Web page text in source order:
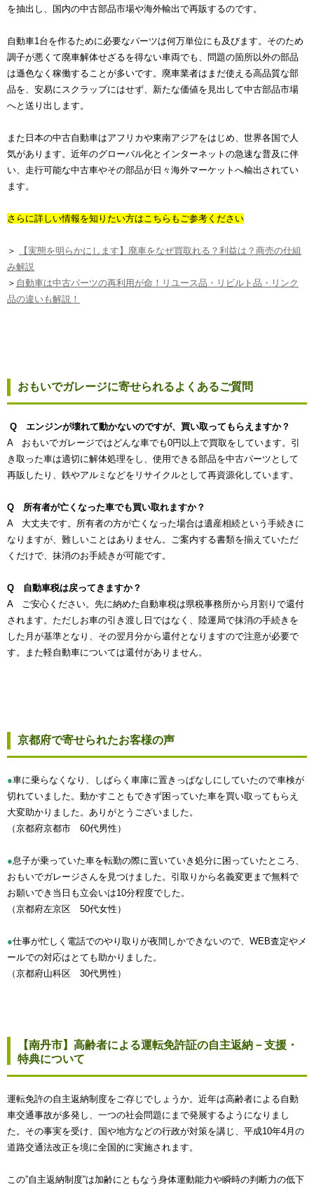
を抽出し、国内の中古部品市場や海外輸出で再販するのです。
自動車1台を作るために必要なパーツは何万単位にも及びます。そのため
調子が悪くて廃車解体せざるを得ない車両でも、問題の箇所以外の部品
は遜色なく稼働することが多いです。廃車業者はまだ使える高品質な部
品を、安易にスクラップにはせず、新たな価値を見出して中古部品市場
へと送り出します。
また日本の中古自動車はアフリカや東南アジアをはじめ、世界各国で人
気があります。近年のグローバル化とインターネットの急速な普及に伴
い、走行可能な中古車やその部品が日々海外マーケットへ輸出されてい
ます。
さらに詳しい情報を知りたい方はこちらもご参考ください
＞
【実態を明らかにします】廃車をなぜ買取れる？利益は？商売の仕組
み解説
＞ 自動車は中古パーツの再利用が命！リユース品・リビルト品・リンク
品の違いも解説！
おもいでガレージに寄せられるよくあるご質問
Q エンジンが壊れて動かないのですが、買い取ってもらえますか？
A おもいでガレージではどんな車でも0円以上で買取をしています。引
き取った車は適切に解体処理をし、使用できる部品を中古パーツとして
再販したり、鉄やアルミなどをリサイクルとして再資源化しています。
Q 所有者が亡くなった車でも買い取れますか？
A 大丈夫です。所有者の方が亡くなった場合は遺産相続という手続きに
なりますが、難しいことはありません。ご案内する書類を揃えていただ
くだけで、抹消のお手続きが可能です。
Q 自動車税は戻ってきますか？
A ご安心ください。先に納めた自動車税は県税事務所から月割りで還付
されます。ただしお車の引き渡し日ではなく、陸運局で抹消の手続きを
した月が基準となり、その翌月分から還付となりますので注意が必要で
す。また軽自動車については還付がありません。
京都府で寄せられたお客様の声
●車に乗らなくなり、しばらく車庫に置きっぱなしにしていたので車検が
切れていました。動かすこともできず困っていた車を買い取ってもらえ
大変助かりました。ありがとうございました。
（京都府京都市 60代男性）
●息子が乗っていた車を転勤の際に置いていき処分に困っていたところ、
おもいでガレージさんを見つけました。引取りから名義変更まで無料で
お願いでき当日も立会いは10分程度でした。
（京都府左京区 50代女性）
●仕事が忙しく電話でのやり取りが夜間しかできないので、WEB査定やメ
ールでの対応はとても助かりました。
（京都府山科区 30代男性）
【南丹市】高齢者による運転免許証の自主返納－支援・
特典について
運転免許の自主返納制度をご存じでしょうか。近年は高齢者による自動
車交通事故が多発し、一つの社会問題にまで発展するようになりまし
た。その事実を受け、国や地方などの行政が対策を講じ、平成10年4月の
道路交通法改正を境に全国的に実施されます。
この”自主返納制度”は加齢にともなう身体運動能力や瞬時の判断力の低下